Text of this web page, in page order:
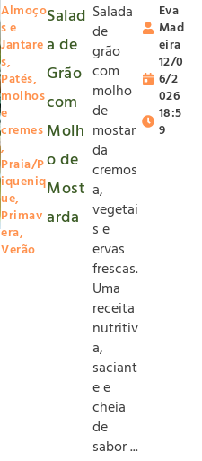
Almoço
s e
Jantare
s,
Patés,
molhos
e
cremes
,
Praia/P
iqueniq
ue,
Primav
era,
Verão
Salad
a de
Grão
com
Molh
o de
Most
arda
Salada
de
grão
com
molho
de
mostar
da
cremos
a,
vegetai
s e
ervas
frescas.
Uma
receita
nutritiv
a,
saciant
e e
cheia
de
sabor ...
Eva
Mad
eira
12/0
6/2
026
18:5
9